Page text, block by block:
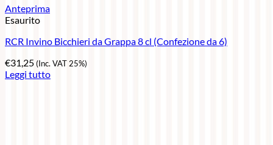
Anteprima
Esaurito
RCR Invino Bicchieri da Grappa 8 cl (Confezione da 6)
€31,25(Inc. VAT 25%)
Leggi tutto